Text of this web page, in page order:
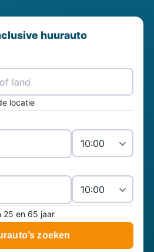
huurauto
locatie
25 en 65 jaar
zoeken